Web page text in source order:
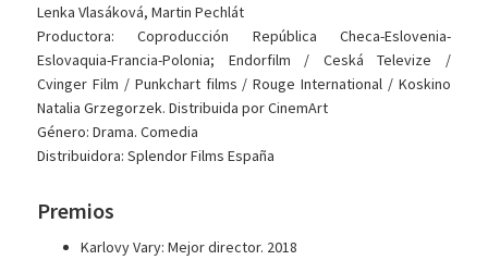
Lenka Vlasáková, Martin Pechlát
Productora: Coproducción República Checa-Eslovenia-
Eslovaquia-Francia-Polonia; Endorfilm / Ceská Televize /
Cvinger Film / Punkchart films / Rouge International / Koskino
Natalia Grzegorzek. Distribuida por CinemArt
Género: Drama. Comedia
Distribuidora: Splendor Films España
Premios
Karlovy Vary: Mejor director. 2018